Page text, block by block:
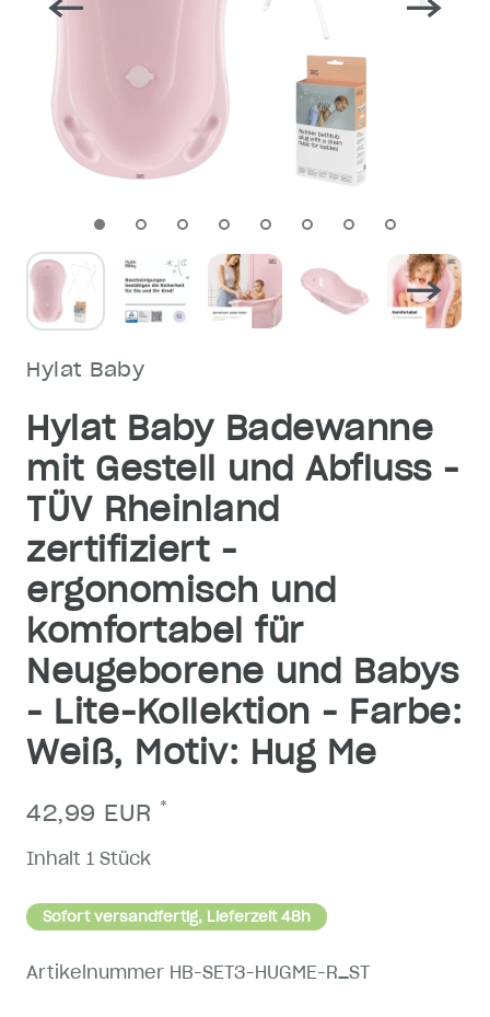
Hylat Baby
Hylat Baby Badewanne
mit Gestell und Abfluss -
TÜV Rheinland
zertifiziert -
ergonomisch und
komfortabel für
Neugeborene und Babys
- Lite-Kollektion - Farbe:
Weiß, Motiv: Hug Me
42,99 EUR *
Inhalt 1 Stück
Sofort versandfertig, Lieferzeit 48h
Artikelnummer HB-SET3-HUGME-R_ST